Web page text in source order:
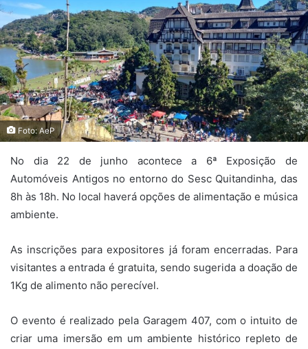
Foto: AeP
No dia 22 de junho acontece a 6ª Exposição de
Automóveis Antigos no entorno do Sesc Quitandinha, das
8h às 18h. No local haverá opções de alimentação e música
ambiente.
As inscrições para expositores já foram encerradas. Para
visitantes a entrada é gratuita, sendo sugerida a doação de
1Kg de alimento não perecível.
O evento é realizado pela Garagem 407, com o intuito de
criar uma imersão em um ambiente histórico repleto de